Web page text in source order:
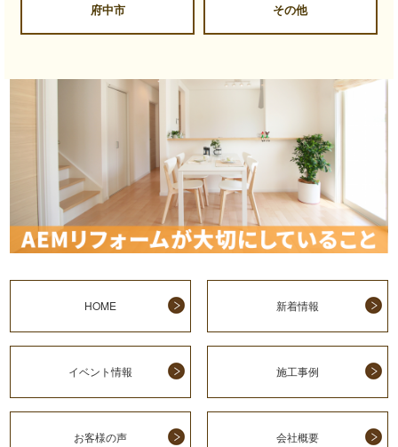
府中市 その他
HOME 新着情報
イベント情報 施工事例
お客様の声 会社概要